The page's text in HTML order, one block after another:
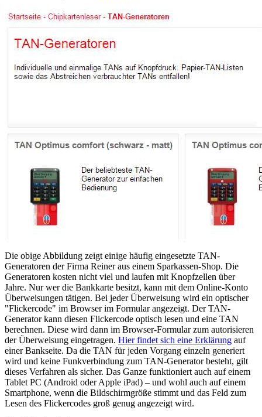
Die obige Abbildung zeigt einige häufig eingesetzte TAN-
Generatoren der Firma Reiner aus einem Sparkassen-Shop. Die
Generatoren kosten nicht viel und laufen mit Knopfzellen über
Jahre. Nur wer die Bankkarte besitzt, kann mit dem Online-Konto
Überweisungen tätigen. Bei jeder Überweisung wird ein optischer
"Flickercode" im Browser im Formular angezeigt. Der TAN-
Generator kann diesen Flickercode optisch lesen und eine TAN
berechnen. Diese wird dann im Browser-Formular zum autorisieren
der Überweisung eingetragen. Hier findet sich eine Erklärung auf
einer Bankseite. Da die TAN für jeden Vorgang einzeln generiert
wird und keine Funkverbindung zum TAN-Generator besteht, gilt
dieses Verfahren als sicher. Das Ganze funktioniert auch auf einem
Tablet PC (Android oder Apple iPad) – und wohl auch auf einem
Smartphone, wenn die Bildschirmgröße stimmt und das Feld zum
Lesen des Flickercodes groß genug angezeigt wird.